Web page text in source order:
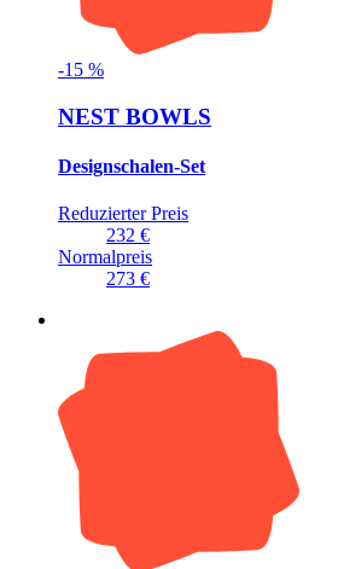
-15 %
NEST BOWLS
Designschalen-Set
Reduzierter Preis
232 €
Normalpreis
273 €